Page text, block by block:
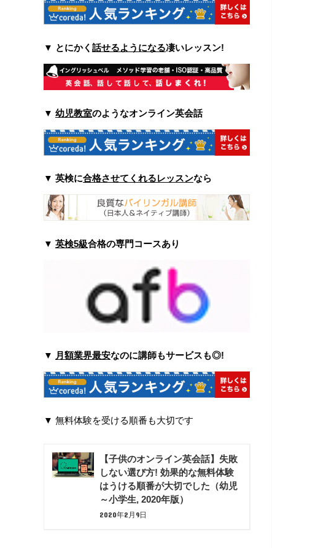
▼ とにかく 話せるようになる凄いレッスン!
▼ 幼児教室のようなオンライン英会話
▼ 英検に合格させてくれるレッスンなら
▼ 英検5級合格の専門コースあり
▼ 月額業界最安なのに講師もサービスも◎!
▼ 無料体験を受ける順番も大切です
【子供のオンライン英会話】失敗
しない選び方! 効果的な無料体験
はうける順番が大切でした（幼児
～小学生, 2020年版）
2020年2月9日